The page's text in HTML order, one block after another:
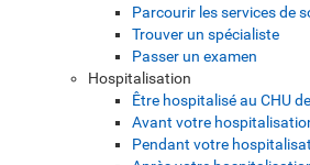
Parcourir les services de
Trouver un spécialiste
Passer un examen
Hospitalisation
Être hospitalisé au CHU
Avant votre
Pendant votre